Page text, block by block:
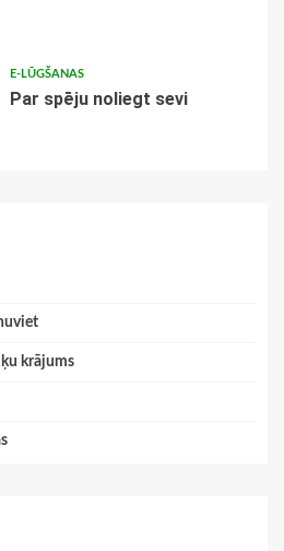
E-LŪGŠANAS
Par spēju noliegt sevi
krājums